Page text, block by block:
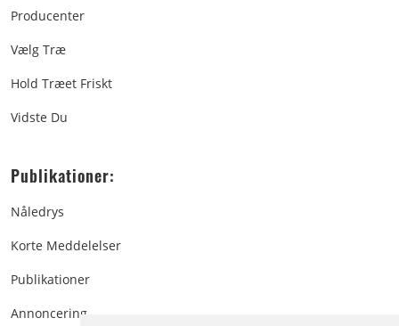
Producenter
Vælg Træ
Hold Træet Friskt
Vidste Du
Publikationer:
Nåledrys
Korte Meddelelser
Publikationer
Annoncering